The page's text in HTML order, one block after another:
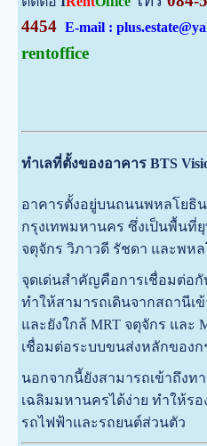
4454 E-mail :
rentoffice
ทำเลที่ตั้งของอาคาร BTS
อาคารตั้งอยู่บนถนนพหลโยธิ
กรุงเทพมหานคร ซึ่งเป็นพื้นที่
จตุจักร วิภาวดี รัชดา และพห
จุดเด่นสำคัญคือการเชื่อมต่อกั
ทำให้สามารถเดินจากสถานีเ
และยังใกล้ MRT จตุจักร และ
เชื่อมต่อระบบขนส่งหลักของก
นอกจากนี้ยังสามารถเข้าถึงท
เฉลิมมหานครได้ง่าย ทำให้รอ
รถไฟฟ้าและรถยนต์ส่วนตัว